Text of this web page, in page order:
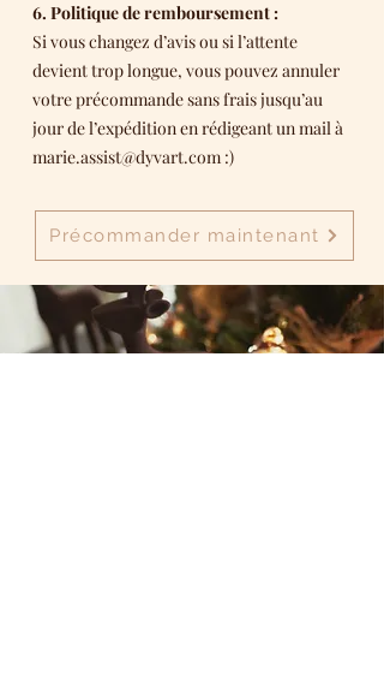
6. Politique de remboursement :
Si vous changez d’avis ou si l’attente
devient trop longue, vous pouvez annuler
votre précommande sans frais jusqu’au
jour de l’expédition en rédigeant un mail à
marie.assist@dyvart.com :)
Précommander maintenant